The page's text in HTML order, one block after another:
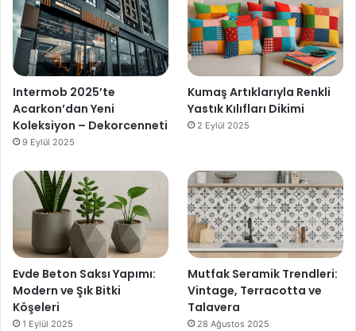
Intermob 2025’te
Acarkon’dan Yeni
Koleksiyon – Dekorcenneti
9 Eylül 2025
Kumaş Artıklarıyla Renkli
Yastık Kılıfları Dikimi
2 Eylül 2025
Evde Beton Saksı Yapımı:
Modern ve Şık Bitki
Köşeleri
1 Eylül 2025
Mutfak Seramik Trendleri:
Vintage, Terracotta ve
Talavera
28 Ağustos 2025